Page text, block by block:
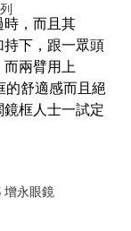
增永眼鏡
時，而且其
下，跟一眾頭
而兩臂用上
的舒適感而且絕
框人士一試定